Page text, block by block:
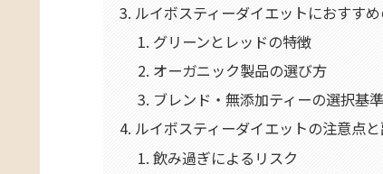
ルイボスティーダイエットにおすす
グリーンとレッドの特徴
オーガニック製品の選び方
ブレンド・無添加ティーの選択基準
ルイボスティーダイエットの注意点
飲み過ぎによるリスク